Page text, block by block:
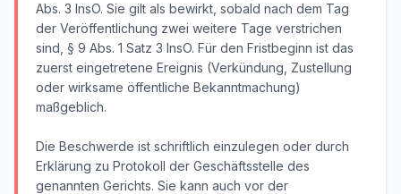
Abs. 3 InsO. Sie gilt als bewirkt, sobald nach dem Tag
der Veröffentlichung zwei weitere Tage verstrichen
sind, § 9 Abs. 1 Satz 3 InsO. Für den Fristbeginn ist das
zuerst eingetretene Ereignis (Verkündung, Zustellung
oder wirksame öffentliche Bekanntmachung)
maßgeblich.
Die Beschwerde ist schriftlich einzulegen oder durch
Erklärung zu Protokoll der Geschäftsstelle des
genannten Gerichts. Sie kann auch vor der